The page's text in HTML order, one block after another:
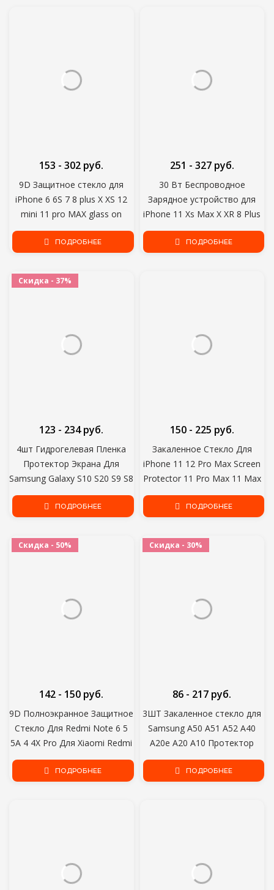
9D Защитное стекло для
iPhone 6 6S 7 8 plus X XS 12
mini 11 pro MAX glass on
Iphone 7 8 XR XS X 11 12 Pro
MAX screen protector
153 - 302 руб.
ПОДРОБНЕЕ
30 Вт Беспроводное
Зарядное устройство для
iPhone 11 Xs Max X XR 8 Plus
30 Вт Быстрая Зарядка Pad
для Ulefone Doogee Samsung
251 - 327 руб.
ПОДРОБНЕЕ
Скидка - 37%
4шт Гидрогелевая Пленка
Протектор Экрана Для
Samsung Galaxy S10 S20 S9 S8
Plus Note 10 9 A50 A51 A71
M21 M31 A40 A31 Протектор
123 - 234 руб.
ПОДРОБНЕЕ
Закаленное Стекло Для
iPhone 11 12 Pro Max Screen
Protector 11 Pro Max 11 Max
Pro Protector 6 6S 7 8 Plus X
Xs Max Se 2020 Xr 8Plus
150 - 225 руб.
ПОДРОБНЕЕ
Скидка - 50%
9D Полноэкранное Защитное
Стекло Для Redmi Note 6 5
5A 4 4X Pro Для Xiaomi Redmi
5 Plus 5A 6 6A 4X S2 Go K20
Закаленное Стекло Пленка
142 - 150 руб.
ПОДРОБНЕЕ
Скидка - 30%
3ШТ Закаленное стекло для
Samsung A50 A51 A52 A40
A20e A20 A10 Протектор
Экрана для Samsung A31 A32
A21S A71 A72 M31 M21 A70
86 - 217 руб.
ПОДРОБНЕЕ